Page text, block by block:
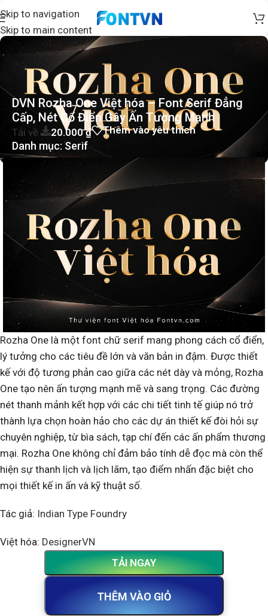
Skip to navigation
Skip to main content
DVN Rozha One Việt hóa – Font Serif Đẳng
Cấp, Nét Cổ Điển Gây Ấn Tượng Mạnh
Tải về 20.000₫ Thêm vào yêu thích
Danh mục: Serif
Rozha One là một font chữ serif mang phong cách cổ điển,
lý tưởng cho các tiêu đề lớn và văn bản in đậm. Được thiết
kế với độ tương phản cao giữa các nét dày và mỏng, Rozha
One tạo nên ấn tượng mạnh mẽ và sang trọng. Các đường
nét thanh mảnh kết hợp với các chi tiết tinh tế giúp nó trở
thành lựa chọn hoàn hảo cho các dự án thiết kế đòi hỏi sự
chuyên nghiệp, từ bìa sách, tạp chí đến các ấn phẩm thương
mại. Rozha One không chỉ đảm bảo tính dễ đọc mà còn thể
hiện sự thanh lịch và lịch lãm, tạo điểm nhấn đặc biệt cho
mọi thiết kế in ấn và kỹ thuật số.
Tác giả: Indian Type Foundry
Việt hóa: DesignerVN
THÊM VÀO GIỎ
TẢI NGAY